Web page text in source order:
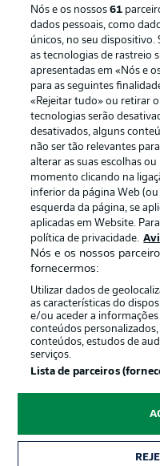
Nós e os nossos61
dados pessoais, como
únicos, no seu dispositivo.
as tecnologias de rastreio
apresentadas em «Nós e
para as seguintes
«Rejeitar tudo» ou retirar
tecnologias serão
desativados, alguns
não ser tão relevantes
alterar as suas escolhas
momento clicando na
inferior da página Web
esquerda da página, se
aplicadas em Website.
política de privacidade.
Nós e os nossos
fornecermos:
Utilizar dados de
as características do
e/ou aceder a
conteúdos
conteúdos, estudos de
serviços.
Lista de parceiros